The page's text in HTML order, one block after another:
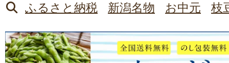
ふるさと納税 新潟名物 お中元 枝